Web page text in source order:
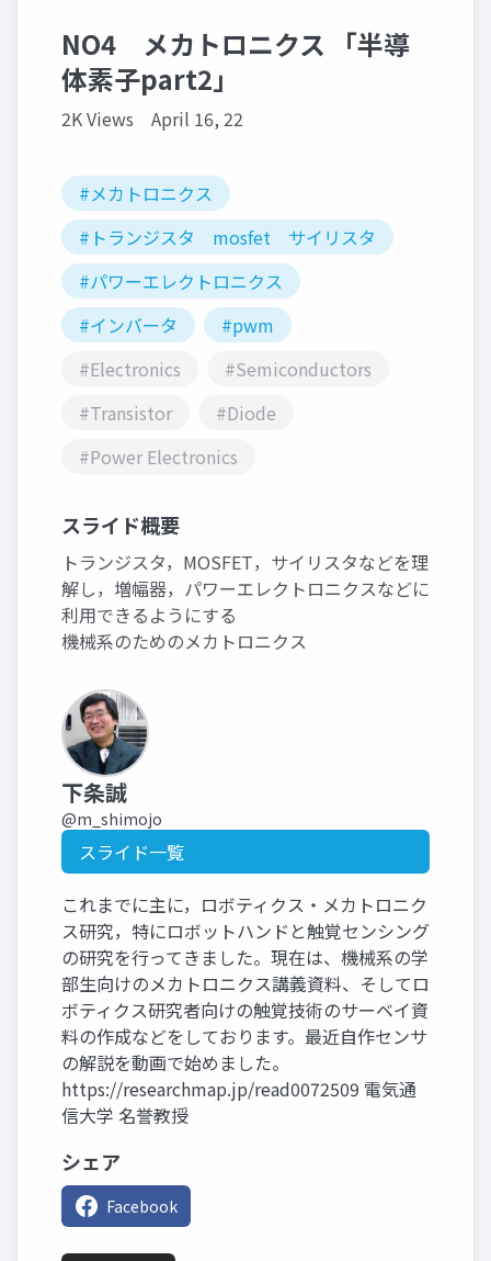
NO4 メカトロニクス 「半導
体素子part2」
2K Views April 16, 22
#メカトロニクス
#トランジスタ mosfet サイリスタ
#パワーエレクトロニクス
#インバータ
#pwm
#Electronics
#Semiconductors
#Transistor
#Diode
#Power Electronics
スライド概要
トランジスタ，MOSFET，サイリスタなどを理
解し，増幅器，パワーエレクトロニクスなどに
利用できるようにする
機械系のためのメカトロニクス
下条誠
@m_shimojo
スライド一覧
これまでに主に，ロボティクス・メカトロニク
ス研究，特にロボットハンドと触覚センシング
の研究を行ってきました。現在は、機械系の学
部生向けのメカトロニクス講義資料、そしてロ
ボティクス研究者向けの触覚技術のサーベイ資
料の作成などをしております。最近自作センサ
の解説を動画で始めました。
https://researchmap.jp/read0072509 電気通
信大学 名誉教授
シェア
Facebook